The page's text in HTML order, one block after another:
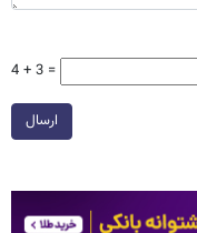
4 + 3 =
ارسال